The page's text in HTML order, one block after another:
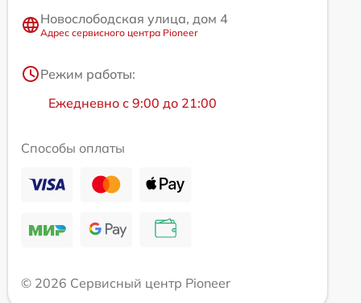
Новослободская улица, дом 4
Адрес сервисного центра Pioneer
Режим работы:
Ежедневно с 9:00 до 21:00
Способы оплаты
© 2026 Сервисный центр Pioneer